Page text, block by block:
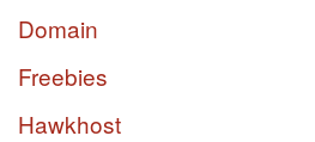
Domain
Freebies
Hawkhost